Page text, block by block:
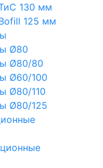
130 мм
125 мм
Ø80
Ø80/80
Ø60/100
Ø80/110
Ø80/125